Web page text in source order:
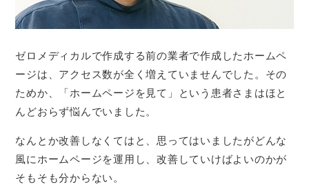
ゼロメディカルで作成する前の業者で作成したホームペ
ージは、アクセス数が全く増えていませんでした。その
ためか、「ホームページを見て」という患者さまはほと
んどおらず悩んでいました。
なんとか改善しなくてはと、思ってはいましたがどんな
風にホームページを運用し、改善していけばよいのかが
そもそも分からない。